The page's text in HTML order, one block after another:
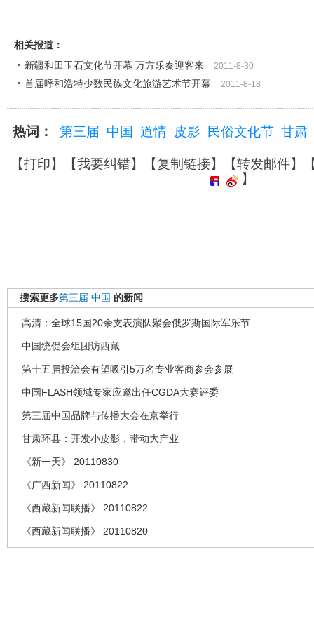
相关报道：
新疆和田玉石文化节开幕 万方乐奏迎客来
2011-8-30
首届呼和浩特少数民族文化旅游艺术节开幕 2011-8-18
热词： 第三届 中国 道情 皮影 民俗文化节 甘肃
【打印】【我要纠错】【复制链接】【转发邮件】
】
搜索更多第三届 中国 的新闻
高清：全球15国20余支表演队聚会俄罗斯国际军乐节
中国统促会组团访西藏
第十五届投洽会有望吸引5万名专业客商参会参展
中国FLASH领域专家应邀出任CGDA大赛评委
第三届中国品牌与传播大会在京举行
甘肃环县：开发小皮影，带动大产业
《新一天》 20110830
《广西新闻》 20110822
《西藏新闻联播》 20110822
《西藏新闻联播》 20110820